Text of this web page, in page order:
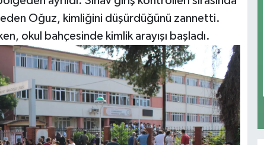
eden Oğuz, kimliğini düşürdüğünü zannetti.
okul bahçesinde kimlik arayışı başladı.